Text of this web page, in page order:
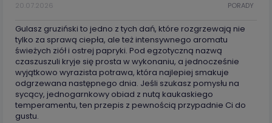
PORADY
20.07.2026
Gulasz gruziński to jedno z tych dań, które rozgrzewają nie
tylko za sprawą ciepła, ale też intensywnego aromatu
świeżych ziół i ostrej papryki. Pod egzotyczną nazwą
czaszuszuli kryje się prosta w wykonaniu, a jednocześnie
wyjątkowo wyrazista potrawa, która najlepiej smakuje
odgrzewana następnego dnia. Jeśli szukasz pomysłu na
sycący, jednogarnkowy obiad z nutą kaukaskiego
temperamentu, ten przepis z pewnością przypadnie Ci do
gustu.